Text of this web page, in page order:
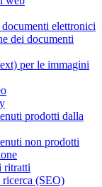
elettronici
dei documenti
per le immagini
prodotti dalla
non prodotti
ritratti
(SEO)